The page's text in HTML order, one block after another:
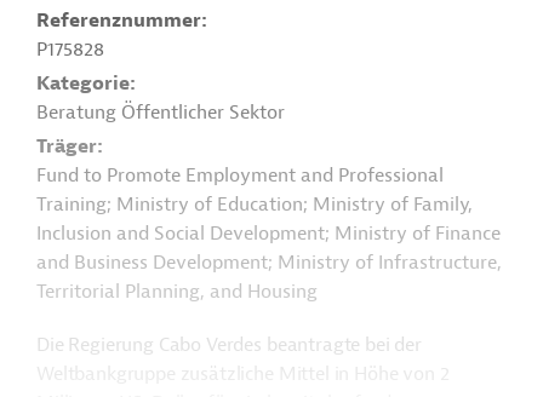
Referenznummer
P175828
Kategorie
Beratung Öffentlicher Sektor
Träger
Fund to Promote Employment and Professional
Training; Ministry of Education; Ministry of Family,
Inclusion and Social Development; Ministry of Finance
and Business Development; Ministry of Infrastructure,
Territorial Planning, and Housing
Die Regierung Cabo Verdes beantragte bei der